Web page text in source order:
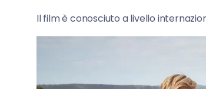
Il film è conosciuto a livello